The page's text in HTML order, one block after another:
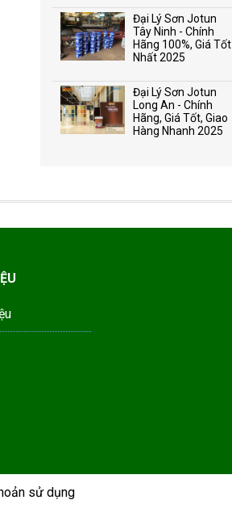
Đại Lý Sơn Jotun
Tây Ninh - Chính
Hãng 100%, Giá Tốt
Nhất 2025
Đại Lý Sơn Jotun
Long An - Chính
Hãng, Giá Tốt, Giao
Hàng Nhanh 2025
sử dụng